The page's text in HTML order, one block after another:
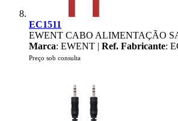
EC1511
EWENT CABO ALIMENTAÇÃO
Marca: EWENT | Ref. Fabricante:
Preço sob consulta